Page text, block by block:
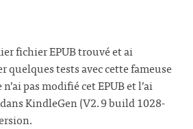
fichier EPUB trouvé et ai
quelques tests avec cette fameuse
pas modifié cet EPUB et l’ai
KindleGen (V2.9 build 1028-